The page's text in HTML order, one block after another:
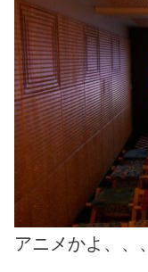
アニメかよ、、、